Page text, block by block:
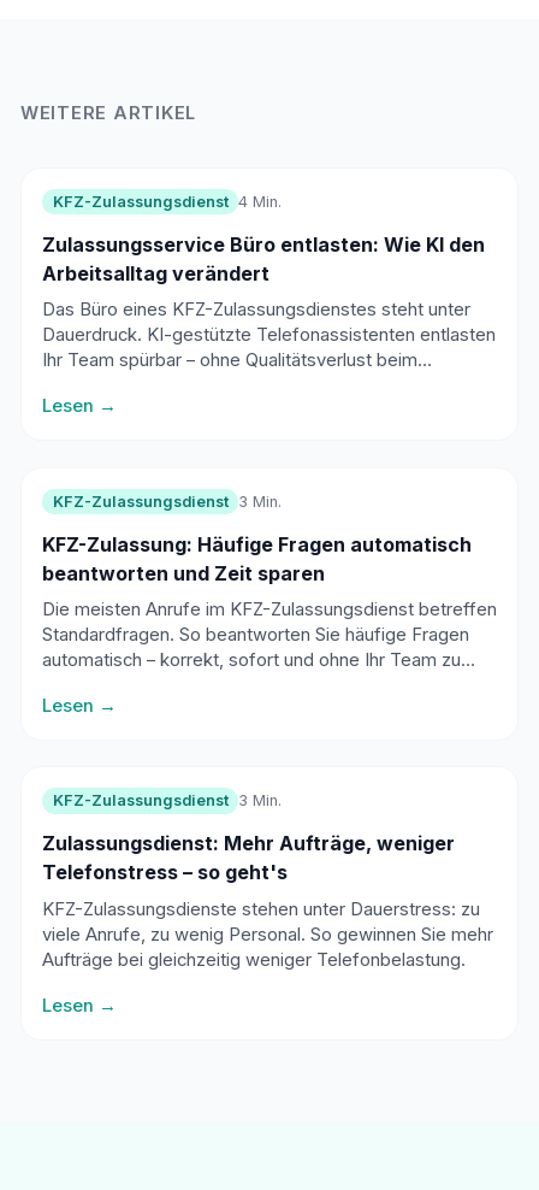
WEITERE ARTIKEL
KFZ-Zulassungsdienst 4 Min.
Zulassungsservice Büro entlasten: Wie KI den
Arbeitsalltag verändert
Das Büro eines KFZ-Zulassungsdienstes steht unter
Dauerdruck. KI-gestützte Telefonassistenten entlasten
Ihr Team spürbar – ohne Qualitätsverlust beim
Lesen →
KFZ-Zulassungsdienst 3 Min.
KFZ-Zulassung: Häufige Fragen automatisch
beantworten und Zeit sparen
Die meisten Anrufe im KFZ-Zulassungsdienst betreffen
Standardfragen. So beantworten Sie häufige Fragen
automatisch – korrekt, sofort und ohne Ihr Team zu
Lesen →
KFZ-Zulassungsdienst 3 Min.
Zulassungsdienst: Mehr Aufträge, weniger
Telefonstress – so geht's
KFZ-Zulassungsdienste stehen unter Dauerstress: zu
viele Anrufe, zu wenig Personal. So gewinnen Sie mehr
Aufträge bei gleichzeitig weniger Telefonbelastung.
Lesen →